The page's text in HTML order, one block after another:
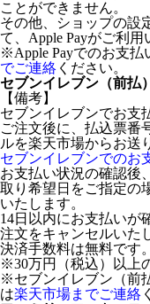
ことができません。
その他、ショップの設
て、Apple Payがご利用
※Apple Payでのお支払
でご連絡 ください。
セブンイレブン（前払）
【備考】
セブンイレブンでお支
ご注文後に、払込票番
ルを楽天市場からお送
セブンイレブンでのお
お支払い状況の確認後
取り希望日をご指定の
いたします。
14日以内にお支払いが
注文をキャンセルいた
決済手数料は無料です。
※30万円（税込）以上
※セブンイレブン（前
は楽天市場までご連絡